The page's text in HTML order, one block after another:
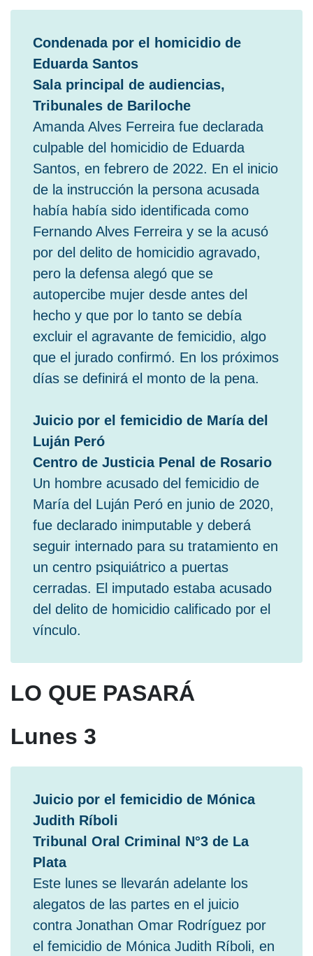
Condenada por el homicidio de
Eduarda Santos
Sala principal de audiencias,
Tribunales de Bariloche
Amanda Alves Ferreira fue declarada
culpable del homicidio de Eduarda
Santos, en febrero de 2022. En el inicio
de la instrucción la persona acusada
había había sido identificada como
Fernando Alves Ferreira y se la acusó
por del delito de homicidio agravado,
pero la defensa alegó que se
autopercibe mujer desde antes del
hecho y que por lo tanto se debía
excluir el agravante de femicidio, algo
que el jurado confirmó. En los próximos
días se definirá el monto de la pena.
Juicio por el femicidio de María del
Luján Peró
Centro de Justicia Penal de Rosario
Un hombre acusado del femicidio de
María del Luján Peró en junio de 2020,
fue declarado inimputable y deberá
seguir internado para su tratamiento en
un centro psiquiátrico a puertas
cerradas. El imputado estaba acusado
del delito de homicidio calificado por el
vínculo.
LO QUE PASARÁ
Lunes 3
Juicio por el femicidio de Mónica
Judith Ríboli
Tribunal Oral Criminal N°3 de La
Plata
Este lunes se llevarán adelante los
alegatos de las partes en el juicio
contra Jonathan Omar Rodríguez por
el femicidio de Mónica Judith Ríboli, en